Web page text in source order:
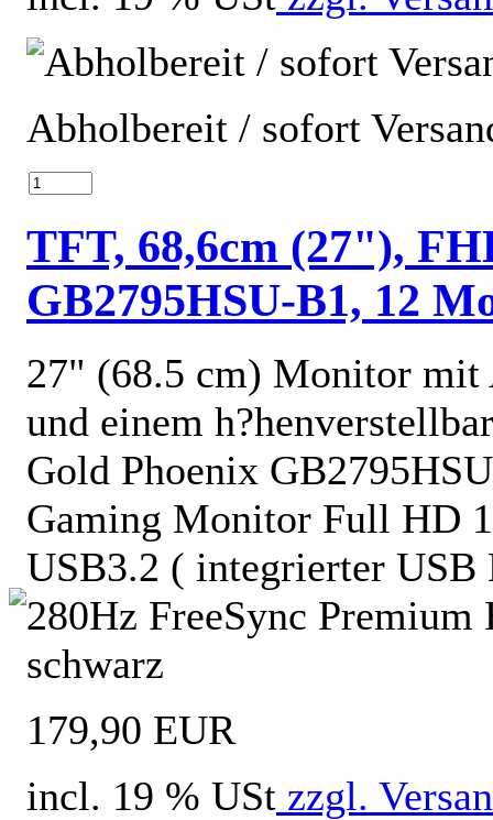
Abholbereit / sofort
TFT, 68,6cm (27"),
GB2795HSU-B1, 12
27" (68.5 cm) Monitor mit
und einem
Gold Phoenix
Gaming Monitor Full HD
USB3.2 ( integrierter USB
280Hz FreeSync
schwarz
179,90 EUR
incl. 19 % USt zzgl.